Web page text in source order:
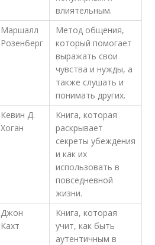
влиятельным.
Маршалл
Розенберг
Метод общения,
который помогает
выражать свои
чувства и нужды, а
также слушать и
понимать других.
Кевин Д.
Хоган
Книга, которая
раскрывает
секреты убеждения
и как их
использовать в
повседневной
жизни.
Джон
Кахт
Книга, которая
учит, как быть
аутентичным в